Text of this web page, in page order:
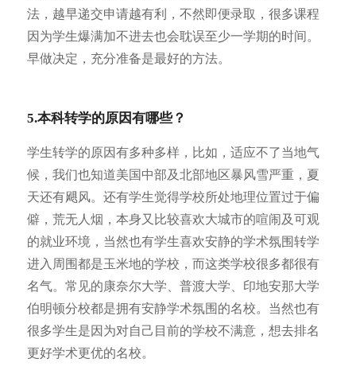
法，越早递交申请越有利，不然即便录取，很多课程
因为学生爆满加不进去也会耽误至少一学期的时间。
早做决定，充分准备是最好的方法。
5.本科转学的原因有哪些？
学生转学的原因有多种多样，比如，适应不了当地气
候，我们也知道美国中部及北部地区暴风雪严重，夏
天还有飓风。还有学生觉得学校所处地理位置过于偏
僻，荒无人烟，本身又比较喜欢大城市的喧闹及可观
的就业环境，当然也有学生喜欢安静的学术氛围转学
进入周围都是玉米地的学校，而这类学校很多都很有
名气。常见的康奈尔大学、普渡大学、印地安那大学
伯明顿分校都是拥有安静学术氛围的名校。当然也有
很多学生是因为对自己目前的学校不满意，想去排名
更好学术更优的名校。